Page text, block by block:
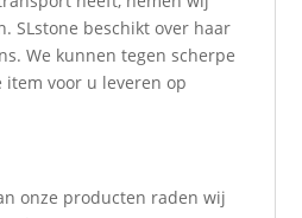
SLstone beschikt over haar
We kunnen tegen scherpe
voor u leveren op
onze producten raden wij